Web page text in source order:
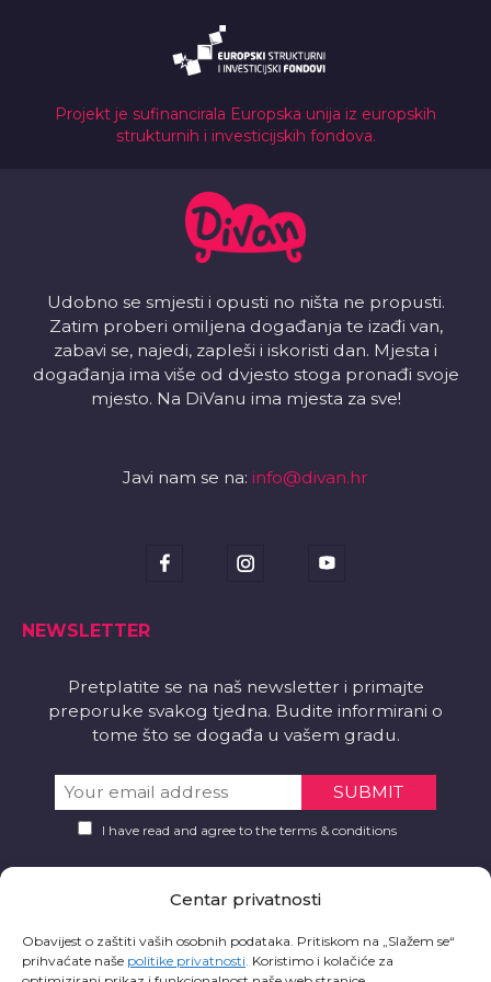
Centar privatnosti
Obavijest o zaštiti vaših osobnih podataka. Pritiskom na „Slažem se“
prihvaćate naše politike privatnosti. Koristimo i kolačiće za
Projekt je sufinancirala Europska unija iz europskih
strukturnih i investicijskih fondova.
Udobno se smjesti i opusti no ništa ne propusti.
Zatim proberi omiljena događanja te izađi van,
zabavi se, najedi, zapleši i iskoristi dan. Mjesta i
događanja ima više od dvjesto stoga pronađi svoje
mjesto. Na DiVanu ima mjesta za sve!
Javi nam se na: info@divan.hr
NEWSLETTER
Pretplatite se na naš newsletter i primajte
preporuke svakog tjedna. Budite informirani o
tome što se događa u vašem gradu.
I have read and agree to the terms & conditions
Želite li aplikaciju?